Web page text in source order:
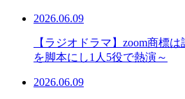
2026.06.09
【ラジオドラマ】zoom商標
を脚本にし1人5役で熱演～
2026.06.09